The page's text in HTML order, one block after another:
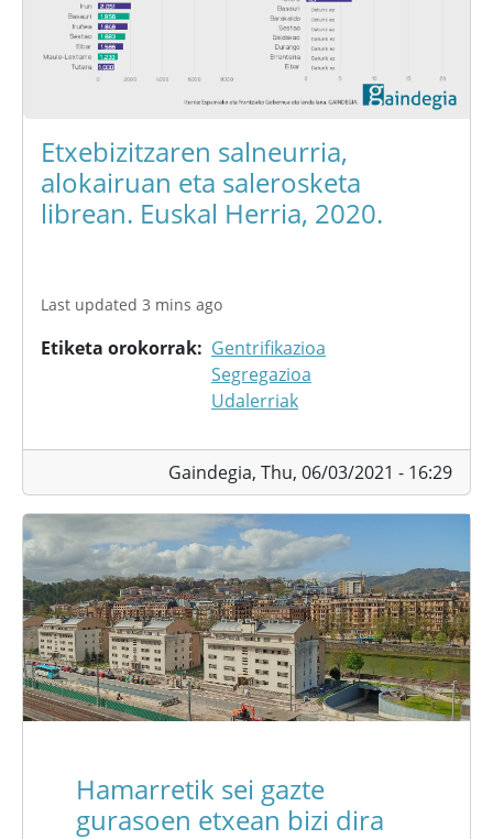
Etxebizitzaren salneurria,
alokairuan eta salerosketa
librean. Euskal Herria, 2020.
Last updated 3 mins ago
Etiketa orokorrak
Gentrifikazioa
Segregazioa
Udalerriak
Gaindegia, Thu, 06/03/2021 - 16:29
Hamarretik sei gazte
gurasoen etxean bizi dira